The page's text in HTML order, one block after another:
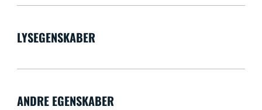
LYSEGENSKABER
ANDRE EGENSKABER